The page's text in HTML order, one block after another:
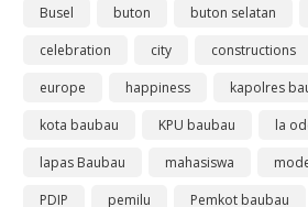
Busel
buton buton selatan
celebration
city constructions
europe
happiness kapolres
kota baubau
KPU baubau
la
lapas Baubau
mahasiswa
PDIP
pemilu Pemkot baubau